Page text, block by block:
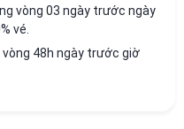
vòng 03 ngày trước ngày
vé.
48h ngày trước giờ